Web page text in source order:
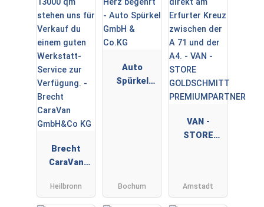
Brecht
CaraVan
KG
Heilbronn
Auto
Spürkel
Bochum
VAN -
STORE
RTNER
Arnstadt